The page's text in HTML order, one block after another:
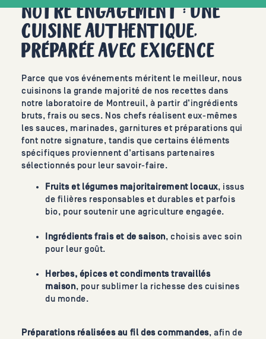
NOTRE ENGAGEMENT : UNE
CUISINE AUTHENTIQUE,
PRÉPARÉE AVEC EXIGENCE
Parce que vos événements méritent le meilleur, nous
cuisinons la grande majorité de nos recettes dans
notre laboratoire de Montreuil, à partir d’ingrédients
bruts, frais ou secs. Nos chefs réalisent eux-mêmes
les sauces, marinades, garnitures et préparations qui
font notre signature, tandis que certains éléments
spécifiques proviennent d’artisans partenaires
sélectionnés pour leur savoir-faire.
Fruits et légumes majoritairement locaux, issus
de filières responsables et durables et parfois
bio, pour soutenir une agriculture engagée.
Ingrédients frais et de saison, choisis avec soin
pour leur goût.
Herbes, épices et condiments travaillés
maison, pour sublimer la richesse des cuisines
du monde.
Préparations réalisées au fil des commandes, afin de